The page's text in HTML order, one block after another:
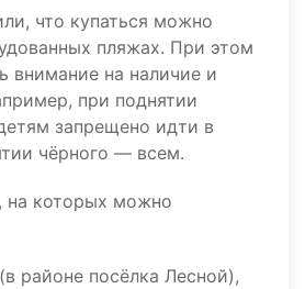
что купаться можно
пляжах. При этом
внимание на наличие и
при поднятии
запрещено идти в
чёрного — всем.
на которых можно
районе посёлка Лесной),